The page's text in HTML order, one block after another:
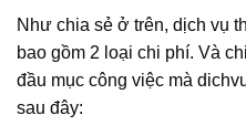
Như chia sẻ ở trên, dịch vụ
bao gồm 2 loại chi phí. Và
đầu mục công việc mà
sau đây: